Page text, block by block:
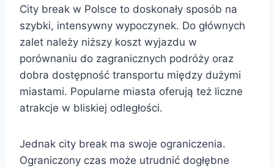
City break w Polsce to doskonały sposób na
szybki, intensywny wypoczynek. Do głównych
zalet należy niższy koszt wyjazdu w
porównaniu do zagranicznych podróży oraz
dobra dostępność transportu między dużymi
miastami. Popularne miasta oferują też liczne
atrakcje w bliskiej odległości.
Jednak city break ma swoje ograniczenia.
Ograniczony czas może utrudnić dogłębne